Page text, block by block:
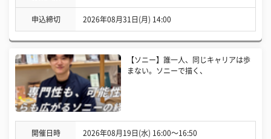
申込締切 2026年08月31日(月) 14:00
【ソニー】誰一人、同じキャリアは歩
まない。ソニーで描く、
開催日時 2026年08月19日(水) 16:00〜16:50